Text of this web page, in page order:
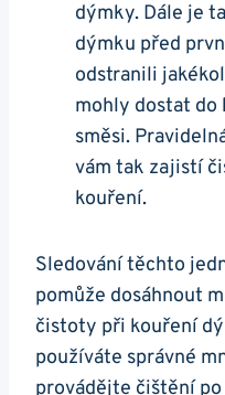
dýmky. Dále je
dýmku před
odstranili
mohly dostat do
směsi.
vám tak zajistí
kouření.
Sledování těchto
pomůže dosáhnout
čistoty při kouření
používáte správné
provádějte čištění